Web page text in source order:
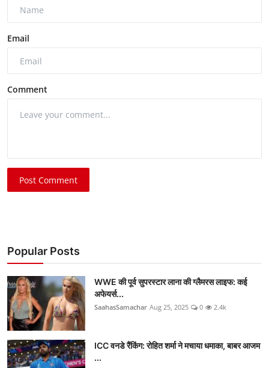
Email
Comment
Post Comment
Popular Posts
WWE की पूर्व सुपरस्टार लाना की ग्लैमरस लाइफ: कई
अफेयर्स...
SaahasSamachar Aug 25, 2025 0 2.4k
ICC वनडे रैंकिंग: रोहित शर्मा ने मचाया धमाका, बाबर आजम
...